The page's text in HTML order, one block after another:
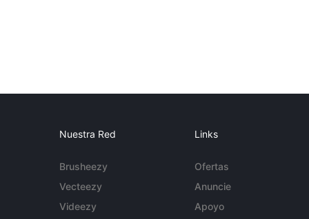
Nuestra Red
Brusheezy
Vecteezy
Videezy
Links
Ofertas
Anuncie
Apoyo